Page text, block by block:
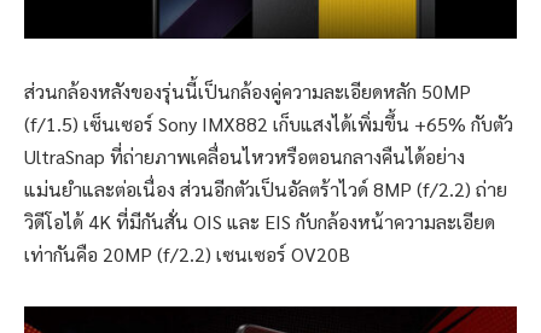
ส่วนกล้องหลังของรุ่นนี้เป็นกล้องคู่ความละเอียดหลัก 50MP
(f/1.5) เซ็นเซอร์ Sony IMX882 เก็บแสงได้เพิ่มขึ้น +65% กับตัว
UltraSnap ที่ถ่ายภาพเคลื่อนไหวหรือตอนกลางคืนได้อย่าง
แม่นยำและต่อเนื่อง ส่วนอีกตัวเป็นอัลตร้าไวด์ 8MP (f/2.2) ถ่าย
วิดีโอได้ 4K ที่มีกันสั่น OIS และ EIS กับกล้องหน้าความละเอียด
เท่ากันคือ 20MP (f/2.2) เซนเซอร์ OV20B